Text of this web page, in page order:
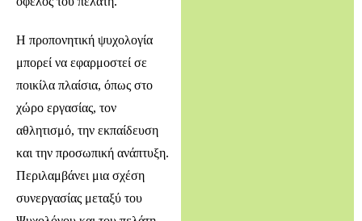
Η προπονητική ψυχολογία
μπορεί να εφαρμοστεί σε
ποικίλα πλαίσια, όπως στο
χώρο εργασίας, τον
αθλητισμό, την εκπαίδευση
και την προσωπική ανάπτυξη.
Περιλαμβάνει μια σχέση
συνεργασίας μεταξύ του